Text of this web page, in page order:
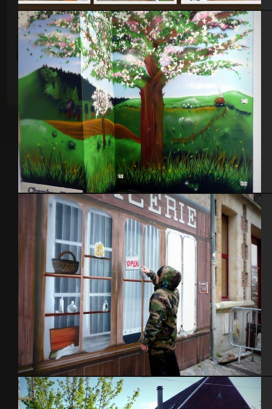
EPR Flamanville – Centrale EDF 2012
Chambre d’hôtes – Le Vast (50)
Détails trompe l’oeil – Cherbourg 2014